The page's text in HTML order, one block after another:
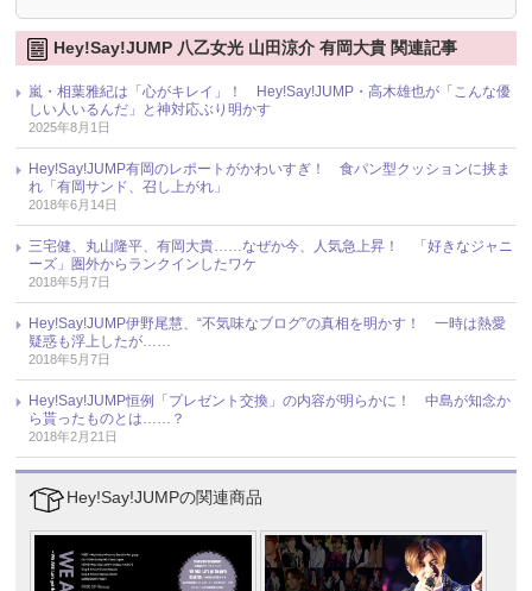
Hey!Say!JUMP 八乙女光 山田涼介 有岡大貴 関連記事
嵐・相葉雅紀は「心がキレイ」！ Hey!Say!JUMP・高木雄也が「こんな優
しい人いるんだ」と神対応ぶり明かす
2025年8月1日
Hey!Say!JUMP有岡のレポートがかわいすぎ！ 食パン型クッションに挟ま
れ「有岡サンド、召し上がれ」
2018年6月14日
三宅健、丸山隆平、有岡大貴……なぜか今、人気急上昇！ 「好きなジャニ
ーズ」圏外からランクインしたワケ
2018年5月7日
Hey!Say!JUMP伊野尾慧、“不気味なブログ”の真相を明かす！ 一時は熱愛
疑惑も浮上したが……
2018年5月7日
Hey!Say!JUMP恒例「プレゼント交換」の内容が明らかに！ 中島が知念か
ら貰ったものとは……？
2018年2月21日
Hey!Say!JUMPの関連商品